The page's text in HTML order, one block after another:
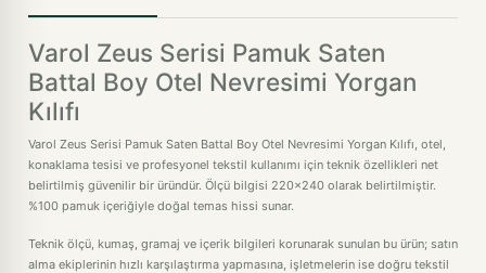
Varol Zeus Serisi Pamuk Saten
Battal Boy Otel Nevresimi Yorgan
Kılıfı
Varol Zeus Serisi Pamuk Saten Battal Boy Otel Nevresimi Yorgan Kılıfı, otel,
konaklama tesisi ve profesyonel tekstil kullanımı için teknik özellikleri net
belirtilmiş güvenilir bir üründür. Ölçü bilgisi 220x240 olarak belirtilmiştir.
%100 pamuk içeriğiyle doğal temas hissi sunar.
Teknik ölçü, kumaş, gramaj ve içerik bilgileri korunarak sunulan bu ürün; satın
alma ekiplerinin hızlı karşılaştırma yapmasına, işletmelerin ise doğru tekstil